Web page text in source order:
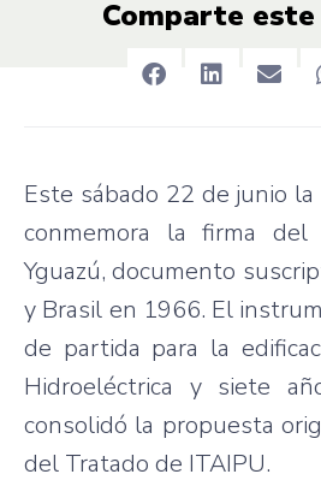
Comparte
Este sábado 22 de junio
conmemora la firma
Yguazú, documento
y Brasil en 1966. El
de partida para la
Hidroeléctrica y siete
consolidó la propuesta
del Tratado de ITAIPU.